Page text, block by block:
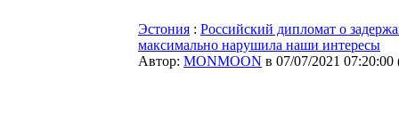
Эстония : Российский дипломат о
максимально нарушила наши интересы
Автор: MONMOON в 07/07/2021 07:20:00